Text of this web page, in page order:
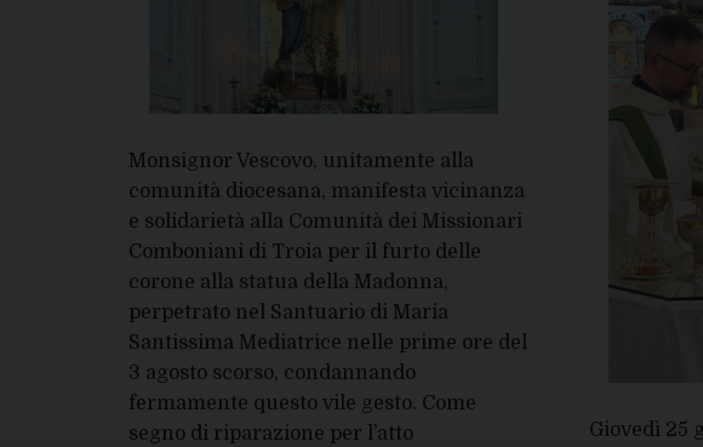
Monsignor Vescovo, unitamente alla
comunità diocesana, manifesta vicinanza
e solidarietà alla Comunità dei Missionari
Comboniani di Troia per il furto delle
corone alla statua della Madonna,
perpetrato nel Santuario di Maria
Santissima Mediatrice nelle prime ore del
3 agosto scorso, condannando
fermamente questo vile gesto. Come
segno di riparazione per l’atto
Giovedì 25